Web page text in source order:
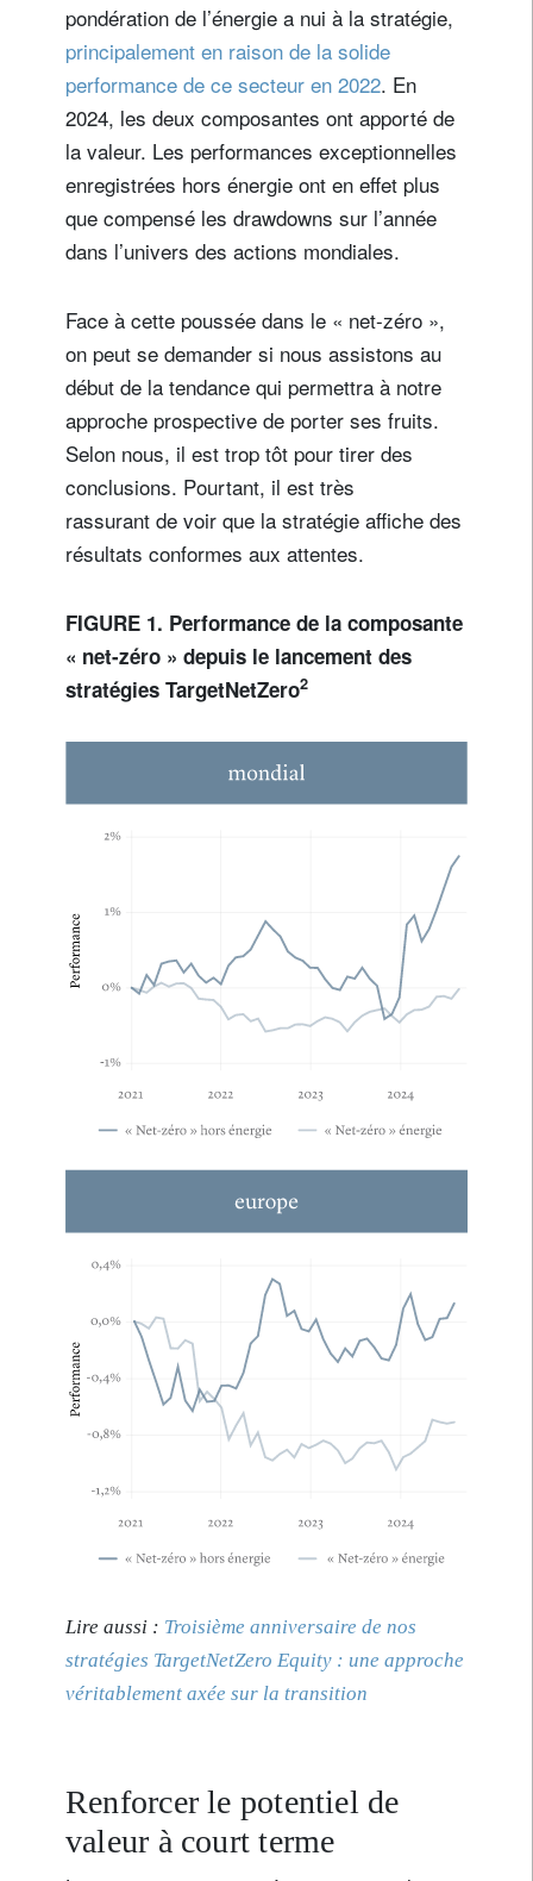
pondération de l’énergie a nui à la stratégie,
principalement en raison de la solide
performance de ce secteur en 2022. En
2024, les deux composantes ont apporté de
la valeur. Les performances exceptionnelles
enregistrées hors énergie ont en effet plus
que compensé les drawdowns sur l’année
dans l’univers des actions mondiales.
Face à cette poussée dans le « net-zéro »,
on peut se demander si nous assistons au
début de la tendance qui permettra à notre
approche prospective de porter ses fruits.
Selon nous, il est trop tôt pour tirer des
conclusions. Pourtant, il est très
rassurant de voir que la stratégie affiche des
résultats conformes aux attentes.
FIGURE 1. Performance de la composante
« net-zéro » depuis le lancement des
stratégies TargetNetZero2
Lire aussi : Troisième anniversaire de nos
stratégies TargetNetZero Equity : une approche
véritablement axée sur la transition
Renforcer le potentiel de
valeur à court terme